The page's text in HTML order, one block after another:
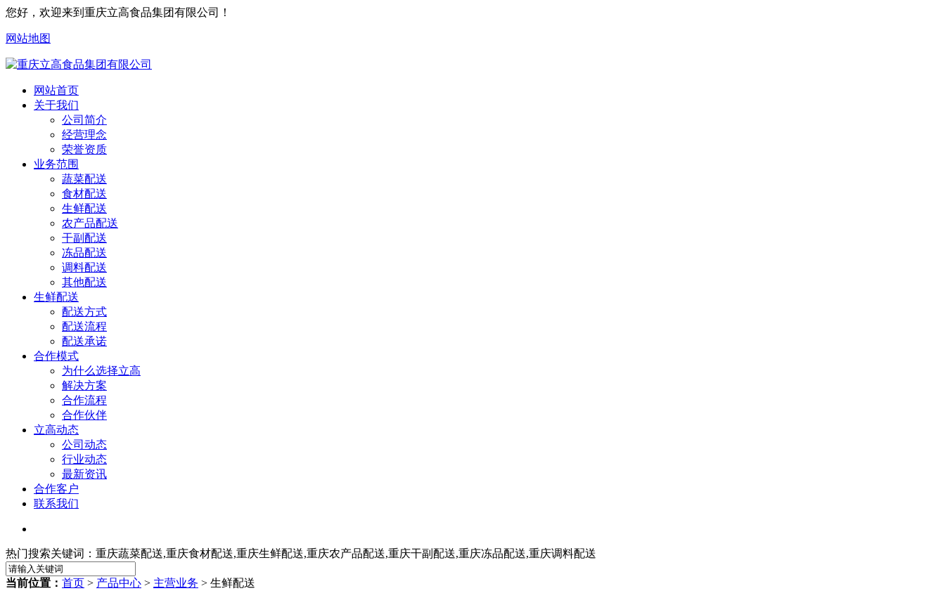
您好，欢迎来到重庆立高食品集团有限公司！
网站地图
网站首页
关于我们
公司简介
经营理念
荣誉资质
业务范围
蔬菜配送
食材配送
生鲜配送
农产品配送
干副配送
冻品配送
调料配送
其他配送
生鲜配送
配送方式
配送流程
配送承诺
合作模式
为什么选择立高
解决方案
合作流程
合作伙伴
立高动态
公司动态
行业动态
最新资讯
合作客户
联系我们
热门搜索关键词：重庆蔬菜配送,重庆食材配送,重庆生鲜配送,重庆农产品配送,重庆干副配送,重庆冻品配送,重庆调料配送
当前位置： 首页 > 产品中心 > 主营业务 > 生鲜配送